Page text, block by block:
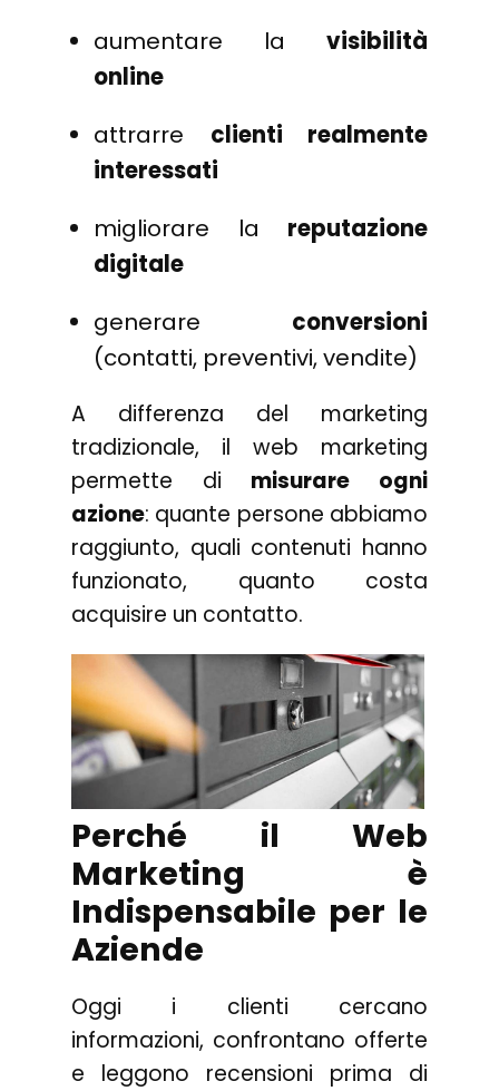
aumentare la visibilità
online
attrarre clienti realmente
interessati
migliorare la reputazione
digitale
generare conversioni
(contatti, preventivi, vendite)
A differenza del marketing
tradizionale, il web marketing
permette di misurare ogni
azione: quante persone abbiamo
raggiunto, quali contenuti hanno
funzionato, quanto costa
acquisire un contatto.
Perché il Web
Marketing è
Indispensabile per le
Aziende
Oggi i clienti cercano
informazioni, confrontano offerte
e leggono recensioni prima di